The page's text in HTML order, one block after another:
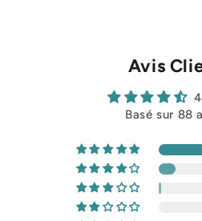
Avis
Basé sur 88